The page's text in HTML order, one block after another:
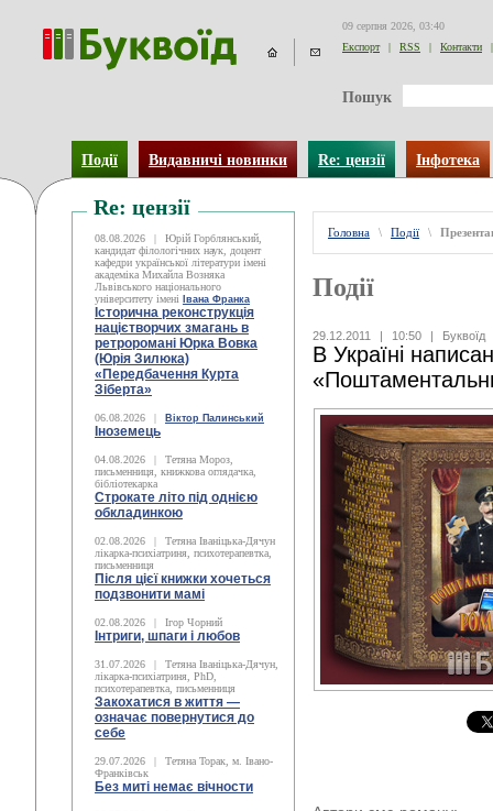
09 серпня 2026, 03:40
Експорт
| RSS | Контакти |
Пошук
Події Видавничі новинки Re: цензії Інфотека
Re: цензії
08.08.2026 |
Юрій Горблянський,
кандидат філологічних наук, доцент
кафедри української літератури імені
академіка Михайла Возняка
Львівського національного
університету імені
Івана Франка
Історична реконструкція
націєтворчих змагань в
ретроромані Юрка Вовка
(Юрія Зилюка)
«Передбачення Курта
Зіберта»
06.08.2026 | Віктор Палинський
Іноземець
04.08.2026 |
Тетяна Мороз,
письменниця, книжкова оглядачка,
бібліотекарка
Строкате літо під однією
обкладинкою
02.08.2026 |
Тетяна Іваніцька-Дячун
лікарка-психіатриня, психотерапевтка,
письменниця
Після цієї книжки хочеться
подзвонити мамі
02.08.2026 | Ігор Чорний
Інтриги, шпаги і любов
31.07.2026 |
Тетяна Іваніцька-Дячун,
лікарка-психіатриня, PhD,
психотерапевтка, письменниця
Закохатися в життя —
означає повернутися до
себе
29.07.2026 |
Тетяна Торак, м. Івано-
Франківськ
Без миті немає вічности
Головна \ Події \
Події
29.12.2011 | 10:50 | Буквоїд
В Україні